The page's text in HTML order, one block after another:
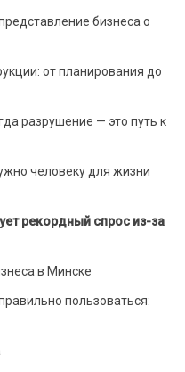
бизнеса о
от планирования до
разрушение — это путь к
человеку для жизни
рекордный спрос из-за
в Минске
пользоваться: